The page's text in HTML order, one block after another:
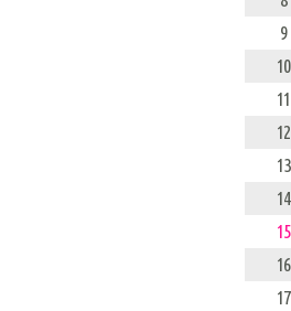
9
10
11
12
13
14
15
16
17